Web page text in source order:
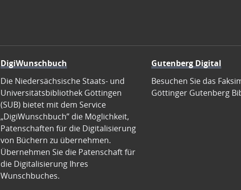
DigiWunschbuch
Die Niedersächsische Staats- und
Universitätsbibliothek Göttingen
(SUB) bietet mit dem Service
„DigiWunschbuch” die Möglichkeit,
Patenschaften für die Digitalisierung
von Büchern zu übernehmen.
Übernehmen Sie die Patenschaft für
die Digitalisierung Ihres
Wunschbuches.
Gutenberg Digital
Besuchen Sie das
Göttinger Gutenberg